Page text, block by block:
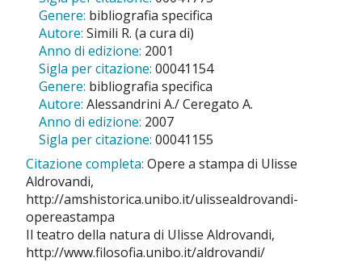
Genere: bibliografia specifica
Autore: Simili R. (a cura di)
Anno di edizione: 2001
Sigla per citazione: 00041154
Genere: bibliografia specifica
Autore: Alessandrini A./ Ceregato A.
Anno di edizione: 2007
Sigla per citazione: 00041155
Citazione completa: Opere a stampa di Ulisse
Aldrovandi,
http://amshistorica.unibo.it/ulissealdrovandi-
opereastampa
Il teatro della natura di Ulisse Aldrovandi,
http://www.filosofia.unibo.it/aldrovandi/